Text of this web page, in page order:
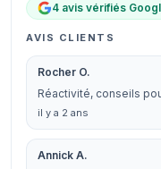
4 avis vérifiés
AVIS CLIENTS
Rocher O.
Réactivité, conseils
il y a 2 ans
Annick A.